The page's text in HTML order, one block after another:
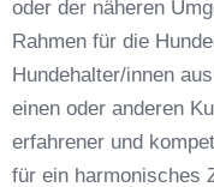
oder der näheren
Rahmen für die
Hundehalter/innen
einen oder anderen
erfahrener und
für ein harmonisches